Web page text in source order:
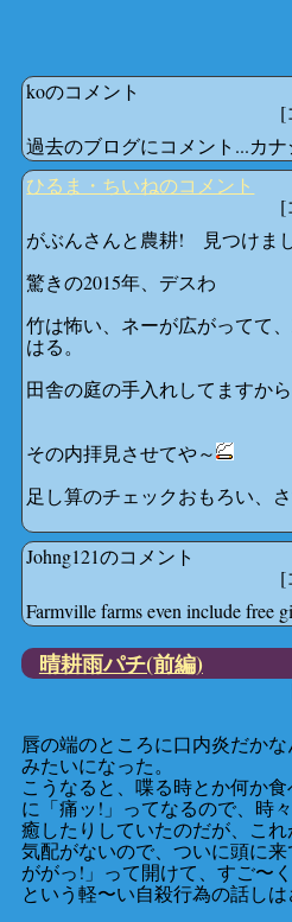
koのコメント
[
過去のブログにコメント...カナ
ひるま・ちいねのコメント
[
がぶんさんと農耕! 見つけま
驚きの2015年、デスわ
竹は怖い、ネーが広がってて
はる。
田舎の庭の手入れしてますか
その内拝見させてや～
足し算のチェックおもろい、
Johng121のコメント
[
Farmville farms even include free
晴耕雨パチ(前編)
唇の端のところに口内炎だか
みたいになった。
こうなると、喋る時とか何か
に「痛ッ!」ってなるので、時
癒したりしていたのだが、こ
気配がないので、ついに頭に
ががっ!」って開けて、すご〜
という軽〜い自殺行為の話しは